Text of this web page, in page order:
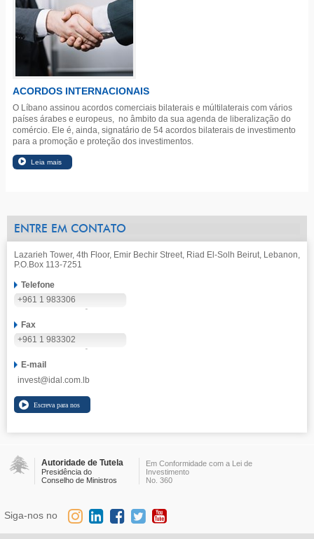
ACORDOS INTERNACIONAIS
O Líbano assinou acordos comerciais bilaterais e múltilaterais com vários
países árabes e europeus, no âmbito da sua agenda de liberalização do
comércio. Ele é, ainda, signatário de 54 acordos bilaterais de investimento
para a promoção e proteção dos investimentos.
ENTRE EM CONTATO
Lazarieh Tower, 4th Floor, Emir Bechir Street, Riad El-Solh Beirut, Lebanon,
P.O.Box 113-7251
Telefone
+961 1 983306
Fax
+961 1 983302
E-mail
invest@idal.com.lb
Autoridade de Tutela
Presidência do
Conselho de Ministros
Em Conformidade com a Lei de
Investimento
No. 360
Siga-nos no